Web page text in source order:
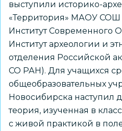
выступили историко-
«Территория» МАОУ СОШ
Институт Современного
Институт археологии и
отделения Российской
СО РАН). Для учащихся
общеобразовательных
Новосибирска наступил
теория, изученная в
с живой практикой в